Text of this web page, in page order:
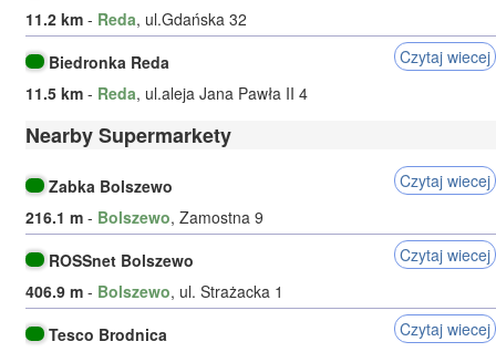
11.2 km - Reda, ul.Gdańska 32
Biedronka Reda
Czytaj wiecej
11.5 km - Reda, ul.aleja Jana Pawła II 4
Nearby Supermarkety
Zabka Bolszewo
Czytaj wiecej
216.1 m - Bolszewo, Zamostna 9
ROSSnet Bolszewo
Czytaj wiecej
406.9 m - Bolszewo, ul. Strażacka 1
Tesco Brodnica
Czytaj wiecej